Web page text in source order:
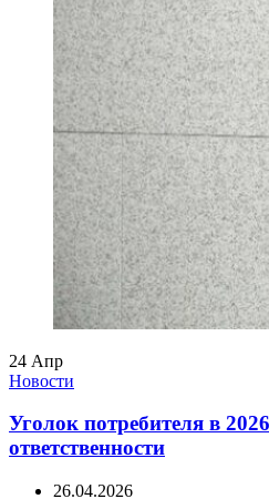
24 Апр
Новости
Уголок потребителя в
ответственности
26.04.2026